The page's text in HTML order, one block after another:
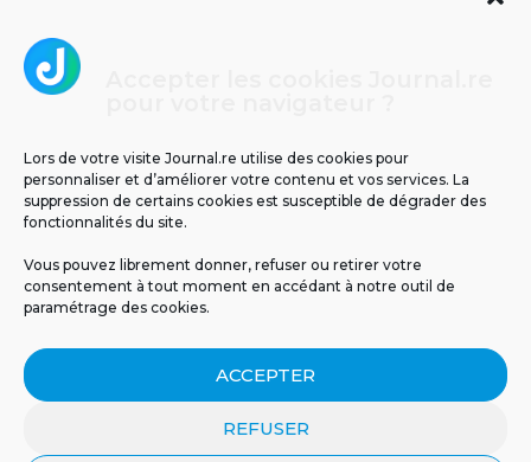
Lors de votre visite Journal.re utilise des cookies pour
personnaliser et d’améliorer votre contenu et vos services. La
suppression de certains cookies est susceptible de dégrader des
fonctionnalités du site.
Vous pouvez librement donner, refuser ou retirer votre
consentement à tout moment en accédant à notre outil de
paramétrage des cookies.
ACCEPTER
REFUSER
MENTIONS LÉGALES PUBLICITÉ
BLOG
NOS ÉMISSIONS
POLITIQUE DE CONFIDENTIALITÉ
CONTACT